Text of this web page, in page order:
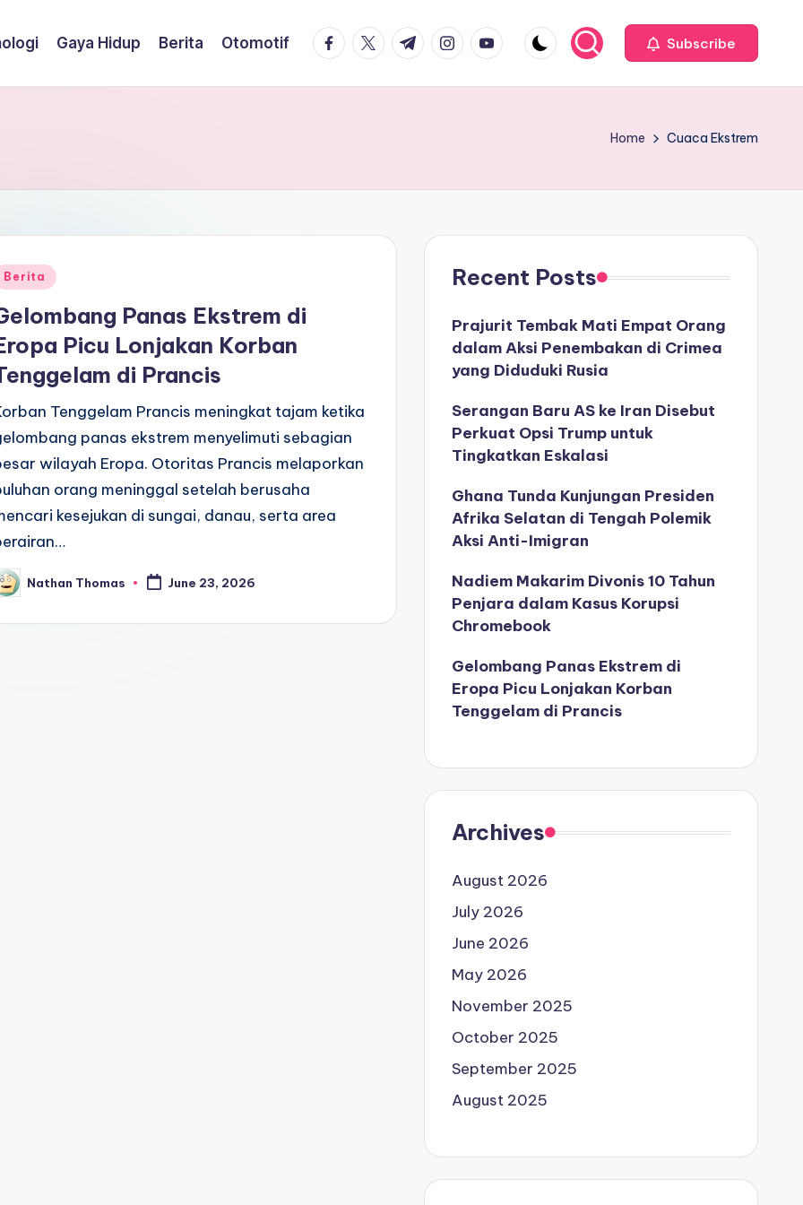
Gaya Hidup Berita Otomotif facebook.com
twitter.com
t.me instagram.com
youtube.com Subscribe
Home Cuaca Ekstrem
Berita
Panas Ekstrem di
Picu Lonjakan Korban
di Prancis
Tenggelam Prancis meningkat tajam ketika
panas ekstrem menyelimuti sebagian
wilayah Eropa. Otoritas Prancis melaporkan
orang meninggal setelah berusaha
kesejukan di sungai, danau, serta area
Nathan Thomas June 23, 2026
Recent Posts
Prajurit Tembak Mati Empat Orang
dalam Aksi Penembakan di Crimea
yang Diduduki Rusia
Serangan Baru AS ke Iran Disebut
Perkuat Opsi Trump untuk
Tingkatkan Eskalasi
Ghana Tunda Kunjungan Presiden
Afrika Selatan di Tengah Polemik
Aksi Anti-Imigran
Nadiem Makarim Divonis 10 Tahun
Penjara dalam Kasus Korupsi
Chromebook
Gelombang Panas Ekstrem di
Eropa Picu Lonjakan Korban
Tenggelam di Prancis
Archives
August 2026
July 2026
June 2026
May 2026
November 2025
October 2025
September 2025
August 2025